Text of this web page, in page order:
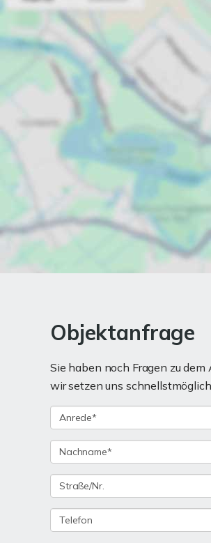
Objektanfrage
Sie haben noch Fragen zu
wir setzen uns